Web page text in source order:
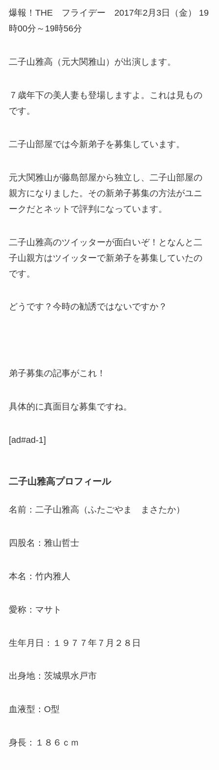
爆報！THE フライデー 2017年2月3日（金） 19
時00分～19時56分
二子山雅高（元大関雅山）が出演します。
７歳年下の美人妻も登場しますよ。これは見もの
です。
二子山部屋では今新弟子を募集しています。
元大関雅山が藤島部屋から独立し、二子山部屋の
親方になりました。その新弟子募集の方法がユニ
ークだとネットで評判になっています。
二子山雅高のツイッターが面白いぞ！となんと二
子山親方はツイッターで新弟子を募集していたの
です。
どうです？今時の勧誘ではないですか？
弟子募集の記事がこれ！
具体的に真面目な募集ですね。
[ad#ad-1]
二子山雅高プロフィール
名前：二子山雅高（ふたごやま まさたか）
四股名：雅山哲士
本名：竹内雅人
愛称：マサト
生年月日：１９７７年７月２８日
出身地：茨城県水戸市
血液型：O型
身長：１８６ｃｍ